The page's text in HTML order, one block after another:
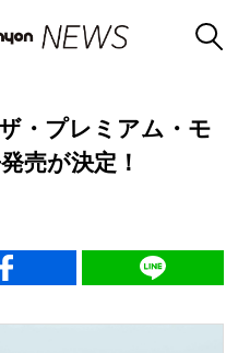
・プレミアム・モ
売が決定！